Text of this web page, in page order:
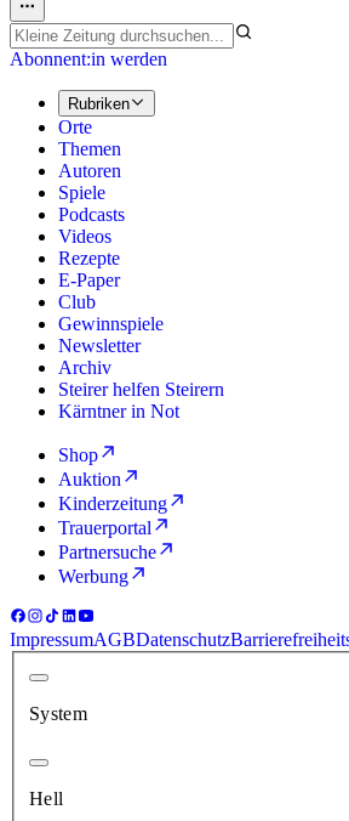
Abonnent:in werden
Rubriken
Orte
Themen
Autoren
Spiele
Podcasts
Videos
Rezepte
E-Paper
Club
Gewinnspiele
Newsletter
Archiv
Steirer helfen Steirern
Kärntner in Not
Shop
Auktion
Kinderzeitung
Trauerportal
Partnersuche
Werbung
ImpressumAGBDatenschutz
System
Hell